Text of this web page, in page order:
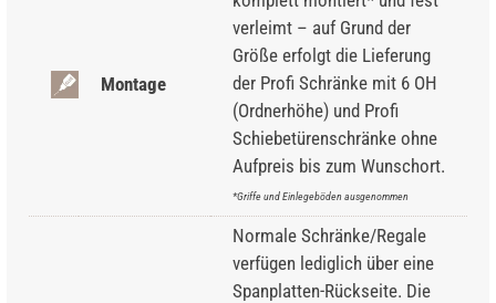
Montage
verleimt – auf Grund der
Größe erfolgt die Lieferung
der Profi Schränke mit 6 OH
(Ordnerhöhe) und Profi
Schiebetürenschränke ohne
Aufpreis bis zum Wunschort.
*Griffe und Einlegeböden ausgenommen
Normale Schränke/Regale
verfügen lediglich über eine
Spanplatten-Rückseite. Die